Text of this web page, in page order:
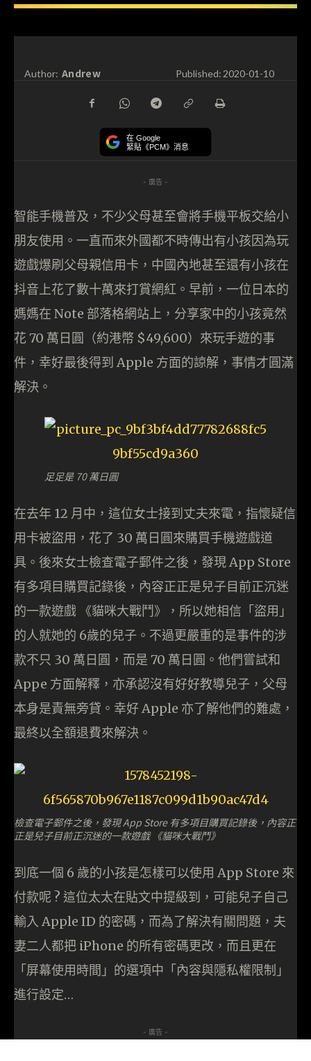
Author: Andrew Published:2020-01-10
在 Google
緊貼《PCM》消息
- 廣告 -
智能手機普及，不少父母甚至會將手機平板交給小
朋友使用。一直而來外國都不時傳出有小孩因為玩
遊戲爆刷父母親信用卡，中國內地甚至還有小孩在
抖音上花了數十萬來打賞網紅。早前，一位日本的
媽媽在 Note 部落格網站上，分享家中的小孩竟然
花 70 萬日圓（約港幣 $49,600）來玩手遊的事
件，幸好最後得到 Apple 方面的諒解，事情才圓滿
解決。
足足是 70 萬日圓
在去年 12 月中，這位女士接到丈夫來電，指懷疑信
用卡被盜用，花了 30 萬日圓來購買手機遊戲道
具。後來女士檢查電子郵件之後，發現 App Store
有多項目購買記錄後，內容正正是兒子目前正沉迷
的一款遊戲 《貓咪大戰鬥》，所以她相信「盜用」
的人就她的 6歲的兒子。不過更嚴重的是事件的涉
款不只 30 萬日圓，而是 70 萬日圓。他們嘗試和
Appe 方面解釋，亦承認沒有好好教導兒子，父母
本身是責無旁貸。幸好 Apple 亦了解他們的難處，
最終以全額退費來解決。
檢查電子郵件之後，發現 App Store 有多項目購買記錄後，內容正
正是兒子目前正沉迷的一款遊戲 《貓咪大戰鬥》
到底一個 6 歲的小孩是怎樣可以使用 App Store 來
付款呢 ? 這位太太在貼文中提級到，可能兒子自己
輸入 Apple ID 的密碼，而為了解決有關問題，夫
妻二人都把 iPhone 的所有密碼更改，而且更在
「屏幕使用時間」的選項中「內容與隱私權限制」
進行設定…
- 廣告 -